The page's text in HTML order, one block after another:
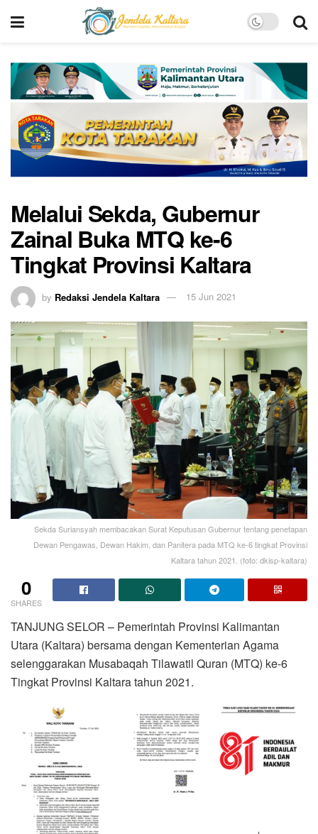
Melalui Sekda, Gubernur
Zainal Buka MTQ ke-6
Tingkat Provinsi Kaltara
by Redaksi Jendela Kaltara 15 Jun 2021
Sekda Suriansyah membacakan Surat Keputusan Gubernur tentang penetapan
Dewan Pengawas, Dewan Hakim, dan Panitera pada MTQ ke-6 tingkat Provinsi
Kaltara tahun 2021. (foto: dkisp-kaltara)
0
SHARES
TANJUNG SELOR – Pemerintah Provinsi Kalimantan
Utara (Kaltara) bersama dengan Kementerian Agama
selenggarakan Musabaqah Tilawatil Quran (MTQ) ke-6
Tingkat Provinsi Kaltara tahun 2021.